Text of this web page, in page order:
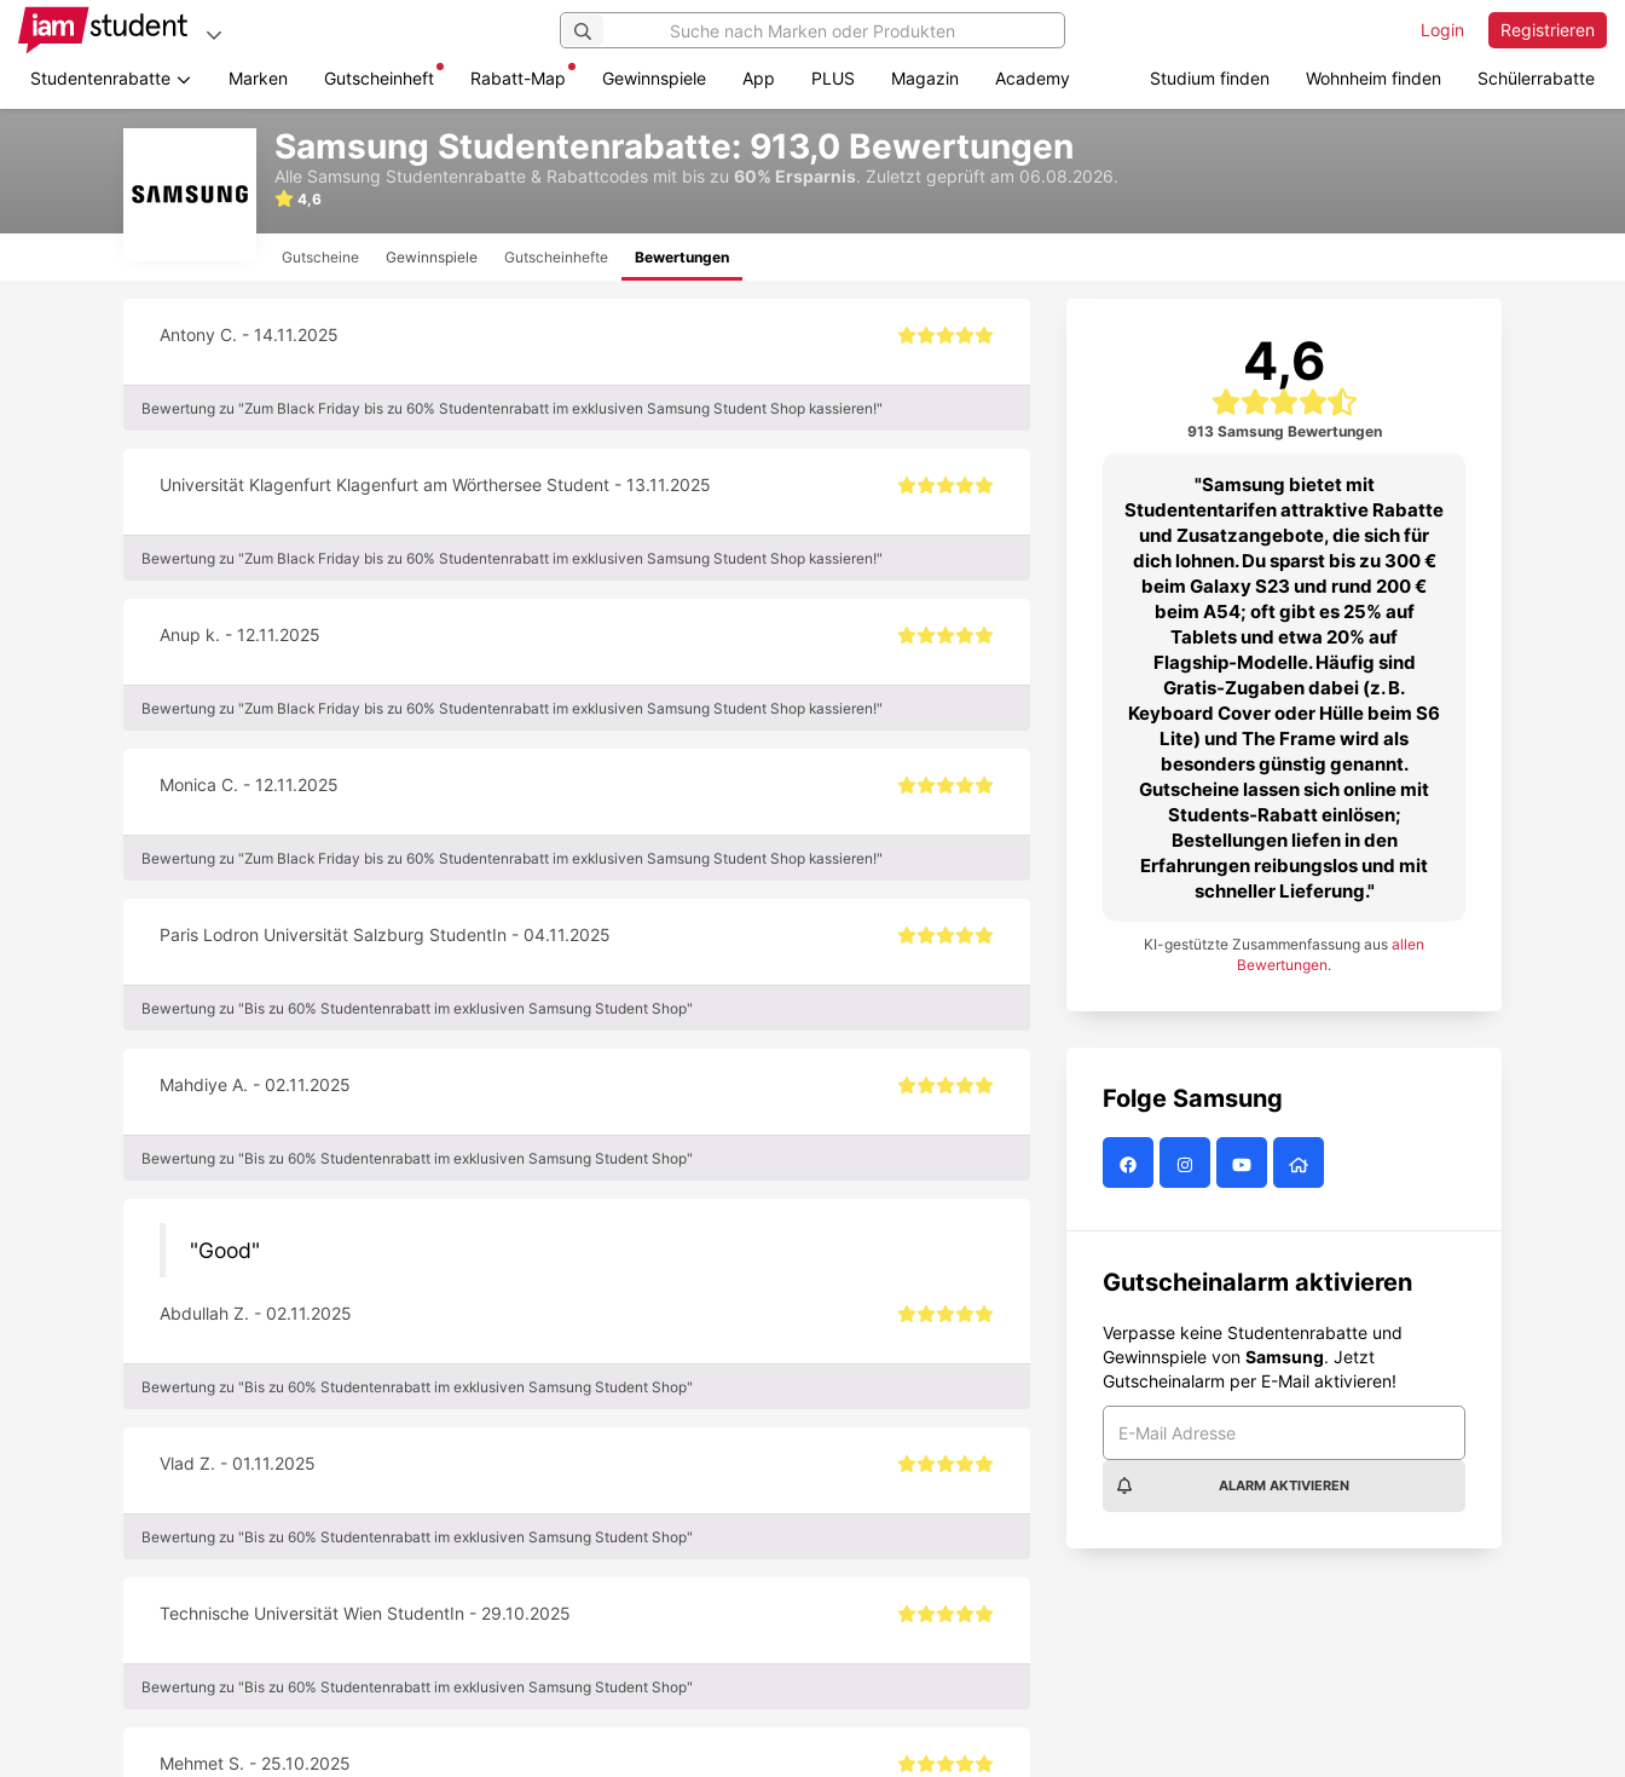
Registrieren
Login
Studentenrabatte Marken Gutscheinheft Rabatt-Map Gewinnspiele App PLUS Magazin Academy Studium finden Wohnheim finden Schülerrabatte
Samsung Studentenrabatte: 913,0 Bewertungen
Alle Samsung Studentenrabatte & Rabattcodes mit bis zu 60% Ersparnis. Zuletzt geprüft am 06.08.2026.
4,6
Gutscheine Gewinnspiele Gutscheinhefte Bewertungen
Antony C. - 14.11.2025
Bewertung zu "Zum Black Friday bis zu 60% Studentenrabatt im exklusiven Samsung Student Shop kassieren!"
Universität Klagenfurt Klagenfurt am Wörthersee Student - 13.11.2025
Bewertung zu "Zum Black Friday bis zu 60% Studentenrabatt im exklusiven Samsung Student Shop kassieren!"
Anup k. - 12.11.2025
Bewertung zu "Zum Black Friday bis zu 60% Studentenrabatt im exklusiven Samsung Student Shop kassieren!"
Monica C. - 12.11.2025
Bewertung zu "Zum Black Friday bis zu 60% Studentenrabatt im exklusiven Samsung Student Shop kassieren!"
Paris Lodron Universität Salzburg StudentIn - 04.11.2025
Bewertung zu "Bis zu 60% Studentenrabatt im exklusiven Samsung Student Shop"
Mahdiye A. - 02.11.2025
Bewertung zu "Bis zu 60% Studentenrabatt im exklusiven Samsung Student Shop"
Good
Abdullah Z. - 02.11.2025
Bewertung zu "Bis zu 60% Studentenrabatt im exklusiven Samsung Student Shop"
Vlad Z. - 01.11.2025
Bewertung zu "Bis zu 60% Studentenrabatt im exklusiven Samsung Student Shop"
Technische Universität Wien StudentIn - 29.10.2025
Bewertung zu "Bis zu 60% Studentenrabatt im exklusiven Samsung Student Shop"
Mehmet S. - 25.10.2025
4,6
913 Samsung Bewertungen
Samsung bietet mit
Studententarifen attraktive Rabatte
und Zusatzangebote, die sich für
dich lohnen. Du sparst bis zu 300 €
beim Galaxy S23 und rund 200 €
beim A54; oft gibt es 25% auf
Tablets und etwa 20% auf
Flagship‑Modelle. Häufig sind
Gratis‑Zugaben dabei (z. B.
Keyboard Cover oder Hülle beim S6
Lite) und The Frame wird als
besonders günstig genannt.
Gutscheine lassen sich online mit
Students‑Rabatt einlösen;
Bestellungen liefen in den
Erfahrungen reibungslos und mit
schneller Lieferung.
KI-gestützte Zusammenfassung aus allen
Bewertungen.
Folge Samsung
Gutscheinalarm aktivieren
Verpasse keine Studentenrabatte und
Gewinnspiele von Samsung. Jetzt
Gutscheinalarm per E-Mail aktivieren!
ALARM AKTIVIEREN